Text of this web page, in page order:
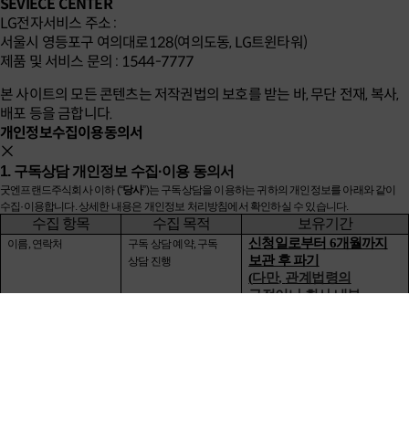
SEVIECE CENTER
LG전자서비스 주소 :
서울시 영등포구 여의대로128(여의도동, LG트윈타워)
제품 및 서비스 문의 : 1544-7777
본 사이트의 모든 콘텐츠는 저작권법의 보호를 받는 바, 무단 전재, 복사,
배포 등을 금합니다.
개인정보수집이용동의서
1. 구독상담 개인정보 수집·이용 동의서
굿엔프랜드주식회사 이하 (“당사”)는 구독상담을 이용하는 귀하의 개인정보를 아래와 같이
수집·이용합니다. 상세한 내용은 개인정보 처리방침에서 확인하실 수 있습니다.
수집 항목 수집 목적 보유기간
이름, 연락처 구독 상담 예약, 구독
상담 진행
신청일로부터 6개월까지
보관 후 파기
(다만, 관계법령의
규정이나 회사 내부